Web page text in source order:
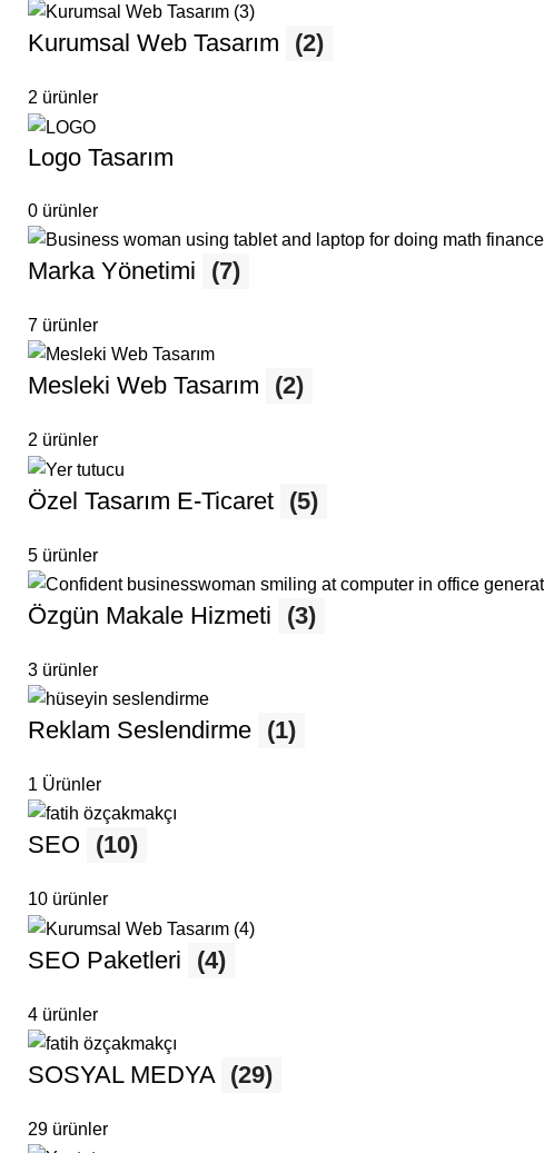
Kurumsal Web Tasarım (2)
2 ürünler
Logo Tasarım
0 ürünler
Marka Yönetimi (7)
7 ürünler
Mesleki Web Tasarım (2)
2 ürünler
Özel Tasarım E-Ticaret (5)
5 ürünler
Özgün Makale Hizmeti (3)
3 ürünler
Reklam Seslendirme (1)
1 Ürünler
SEO (10)
10 ürünler
SEO Paketleri (4)
4 ürünler
SOSYAL MEDYA (29)
29 ürünler